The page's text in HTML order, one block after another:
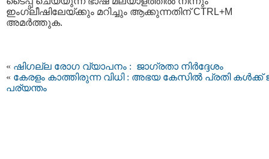
ഇംഗ്ലീഷിലേയ്ക്കും മറിച്ചും ആക്കുന്നതിന് CTRL+M
അമര്‍ത്തുക.
« ഷിഗല്ല രോഗ വ്യാപനം : ജാഗ്രതാ നിർദ്ദേശം
« കേരളം കാത്തിരുന്ന വിധി : അഭയ കേസില്‍ പ്രതി കള്‍ക്ക്
പര്യന്തം